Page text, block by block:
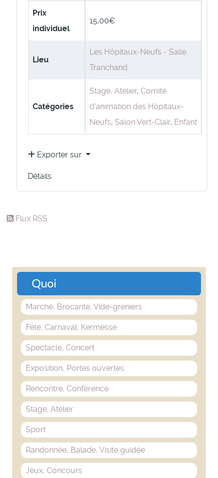
Prix
individuel
15,00€
Lieu
Les Hôpitaux-Neufs - Salle
Tranchand
Catégories
Stage, Atelier, Comité
d'animation des Hôpitaux-
Neufs, Salon Vert-Clair, Enfant
Exporter sur
Détails
Flux RSS
Quoi
Marché, Brocante, Vide-greniers
Fête, Carnaval, Kermesse
Spectacle, Concert
Exposition, Portes ouvertes
Rencontre, Conférence
Stage, Atelier
Sport
Randonnée, Balade, Visite guidée
Jeux, Concours